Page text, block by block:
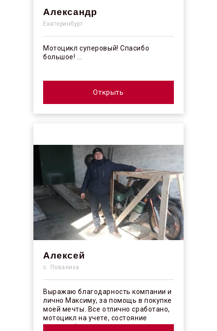
Александр
Екатеринбург
Мотоцикл суперовый! Спасибо
большое! ...
Открыть
Алексей
с. Повалиха
Выражаю благодарность компании и
лично Максиму, за помощь в покупке
моей мечты. Все отлично сработано,
мотоцикл на учете, состояние
отличное! ...